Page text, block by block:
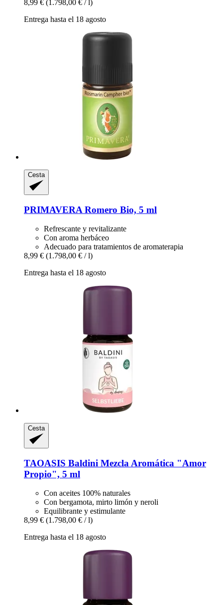
8,99 € (1.798,00 € / l)
Entrega hasta el 18 agosto
Cesta
PRIMAVERA Romero Bio, 5 ml
Refrescante y revitalizante
Con aroma herbáceo
Adecuado para tratamientos de aromaterapia
8,99 € (1.798,00 € / l)
Entrega hasta el 18 agosto
Cesta
TAOASIS Baldini Mezcla Aromática "Amor
Propio", 5 ml
Con aceites 100% naturales
Con bergamota, mirto limón y neroli
Equilibrante y estimulante
8,99 € (1.798,00 € / l)
Entrega hasta el 18 agosto